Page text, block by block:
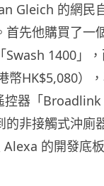
Gleich 的網民
首先他購買了一
Swash 1400」
幣HK$5,080）
控器「Broadlink
的非接觸式沖廁
Alexa 的開發底